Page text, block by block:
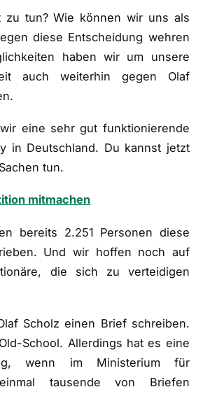
zu tun? Wie können wir uns als
diese Entscheidung wehren
haben wir um unsere
auch weiterhin gegen Olaf
eine sehr gut funktionierende
in Deutschland. Du kannst jetzt
tun.
mitmachen
bereits 2.251 Personen diese
Und wir hoffen noch auf
die sich zu verteidigen
Scholz einen Brief schreiben.
School. Allerdings hat es eine
wenn im Ministerium für
tausende von Briefen